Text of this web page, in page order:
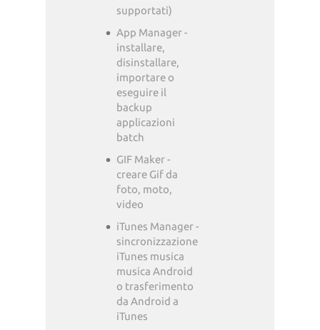
supportati)
App Manager -
installare,
disinstallare,
importare o
eseguire il
backup
applicazioni
batch
GIF Maker -
creare Gif da
foto, moto,
video
iTunes Manager -
sincronizzazione
iTunes musica
musica Android
o trasferimento
da Android a
iTunes